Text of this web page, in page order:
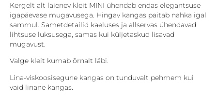
Kergelt alt laienev kleit MINI ühendab endas elegantsuse
igapäevase mugavusega. Hingav kangas paitab nahka igal
sammul. Sametdetailid kaeluses ja allservas ühendavad
lihtsuse luksusega, samas kui küljetaskud lisavad
mugavust.
Valge kleit kumab õrnalt läbi.
Lina-viskoosisegune kangas on tunduvalt pehmem kui
vaid linane kangas.